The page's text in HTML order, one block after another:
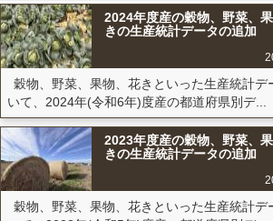
2024年度産の穀物、野菜、
きの生産統計データの追加
穀物、野菜、果物、花きといった生産統計デ
いて、2024年(令和6年)度産の都道府県別デ...
2023年度産の穀物、野菜、
きの生産統計データの追加
穀物、野菜、果物、花きといった生産統計デ